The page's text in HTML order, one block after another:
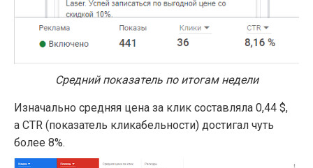
Средний показатель по итогам недели
Изначально средняя цена за клик составляла 0,44 $,
а CTR (показатель кликабельности) достигал чуть
более 8%.